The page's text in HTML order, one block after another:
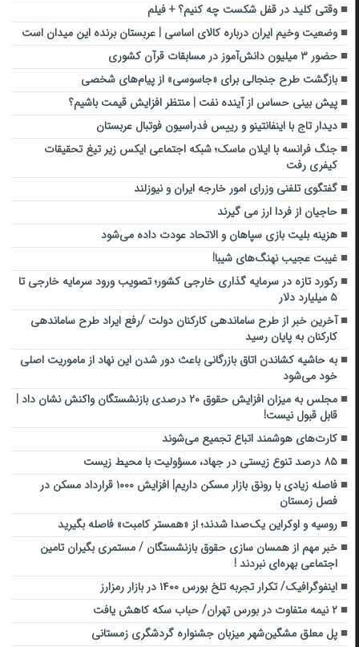
وقتی کلید در قفل شکست چه کنیم؟ + فیلم
وضعیت وخیم ایران درباره کالای اساسی | عربستان برنده این میدان است
حضور ۳ میلیون دانش‌آموز در مسابقات قرآن کشوری
بازگشت طرح جنجالی برای «جاسوسی» از پیام‌های شخصی
پیش بینی حساس از آینده نفت | منتظر افزایش قیمت باشیم؟
دیدار تاج با اینفانتینو و رییس فدراسیون فوتبال عربستان
جنگ فرانسه با ایلان ماسک؛ شبکه اجتماعی ایکس زیر تیغ تحقیقات
کیفری رفت
گفتگوی تلفنی وزرای امور خارجه ایران و نیوزلند
حاجیان از فردا ارز می گیرند
هزینه بلیت بازی سپاهان و الاتحاد عودت داده می‌شود
غیبت عجیب نهنگ‌های شیبا!
رکورد تازه در سرمایه گذاری خارجی کشور؛ تصویب ورود سرمایه خارجی تا
۵ میلیارد دلار
آخرین خبر از طرح ساماندهی کارکنان دولت /رفع ایراد طرح ساماندهی
کارکنان به پایان رسید
به حاشیه کشاندن اتاق بازرگانی باعث دور شدن این نهاد از ماموریت اصلی
خود می‌شود
مجلس به میزان افزایش حقوق ۲۰ درصدی بازنشستگان واکنش نشان داد |
قابل قبول نیست!
کارت‌های هوشمند اتباع تجمیع می‌شوند
۸۵ درصد تنوع زیستی در جهاد، مسؤولیت با محیط زیست
فاصله زیادی با رونق بازار مسکن داریم| افزایش ۱۰۰۰ قرارداد مسکن در
فصل زمستان
روسیه و اوکراین یک‌صدا شدند؛ از «همستر کامبت» فاصله بگیرید
خبر مهم از همسان سازی حقوق بازنشستگان / مستمری بگیران تامین
اجتماعی بهره‌ای نبردند !
اینفوگرافیک/ تکرار تجربه تلخ بورس ۱۴۰۰ در بازار رمزارز
۲ نیمه متفاوت در بورس تهران/ حباب سکه کاهش یافت
پل معلق مشگین‌شهر میزبان جشنواره گردشگری زمستانی